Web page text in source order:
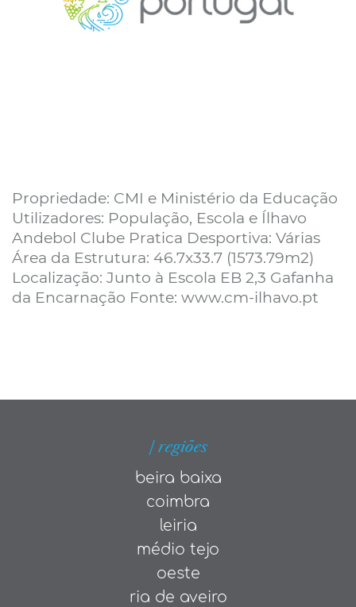
Propriedade: CMI e Ministério da Educação
Utilizadores: População, Escola e Ílhavo
Andebol Clube Pratica Desportiva: Várias
Área da Estrutura: 46.7x33.7 (1573.79m2)
Localização: Junto à Escola EB 2,3 Gafanha
da Encarnação Fonte: www.cm-ilhavo.pt
| regiões
beira baixa
coimbra
leiria
médio tejo
oeste
ria de aveiro